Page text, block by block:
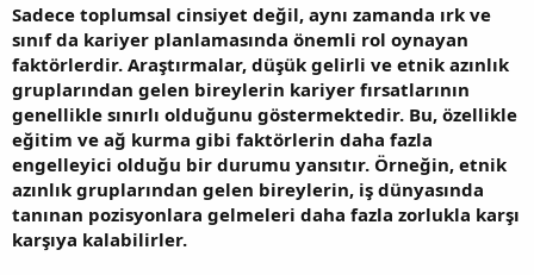
Sadece toplumsal cinsiyet değil, aynı zamanda ırk ve
sınıf da kariyer planlamasında önemli rol oynayan
faktörlerdir. Araştırmalar, düşük gelirli ve etnik azınlık
gruplarından gelen bireylerin kariyer fırsatlarının
genellikle sınırlı olduğunu göstermektedir. Bu, özellikle
eğitim ve ağ kurma gibi faktörlerin daha fazla
engelleyici olduğu bir durumu yansıtır. Örneğin, etnik
azınlık gruplarından gelen bireylerin, iş dünyasında
tanınan pozisyonlara gelmeleri daha fazla zorlukla karşı
karşıya kalabilirler.